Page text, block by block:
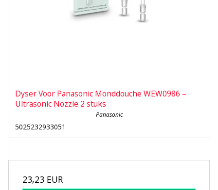
Dyser Voor Panasonic Monddouche WEW0986 –
Ultrasonic Nozzle 2 stuks
Panasonic
5025232933051
23,23 EUR